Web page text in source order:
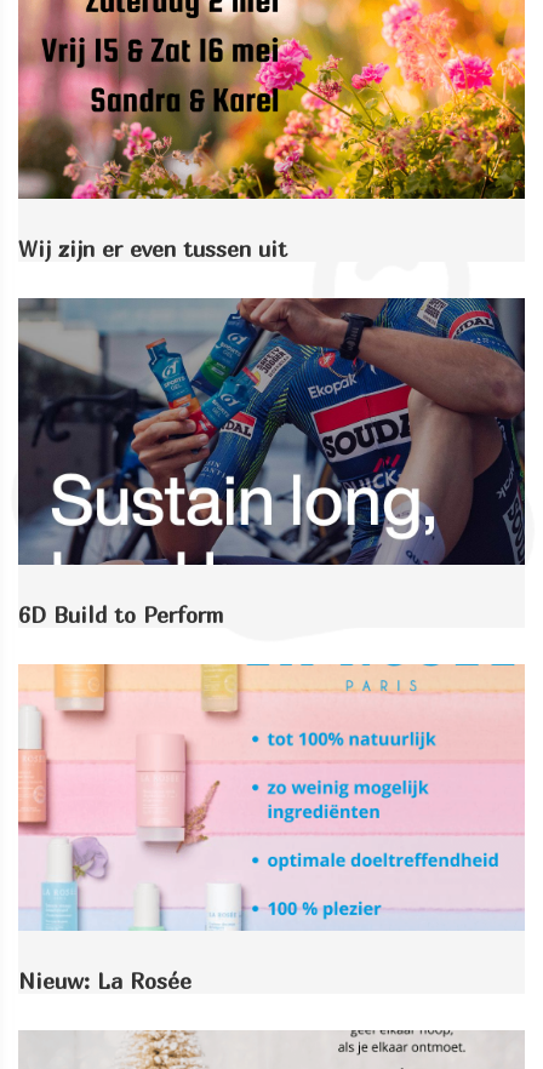
Wij zijn er even tussen uit
6D Build to Perform
Nieuw: La Rosée